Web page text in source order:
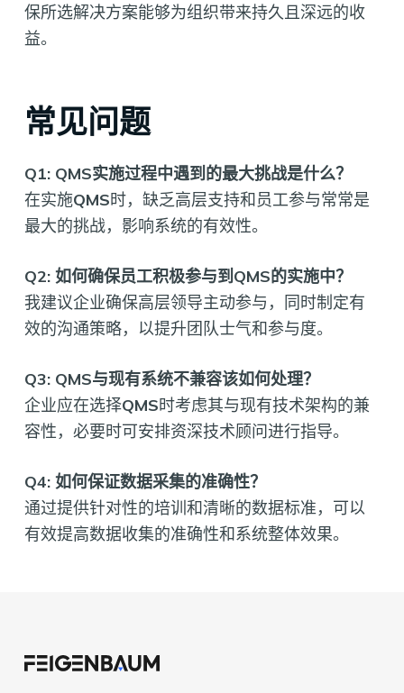
保所选解决方案能够为组织带来持久且深远的收
益。
常见问题
Q1: QMS实施过程中遇到的最大挑战是什么？
在实施QMS时，缺乏高层支持和员工参与常常是
最大的挑战，影响系统的有效性。
Q2: 如何确保员工积极参与到QMS的实施中？
我建议企业确保高层领导主动参与，同时制定有
效的沟通策略，以提升团队士气和参与度。
Q3: QMS与现有系统不兼容该如何处理？
企业应在选择QMS时考虑其与现有技术架构的兼
容性，必要时可安排资深技术顾问进行指导。
Q4: 如何保证数据采集的准确性？
通过提供针对性的培训和清晰的数据标准，可以
有效提高数据收集的准确性和系统整体效果。